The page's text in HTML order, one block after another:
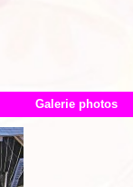
Galerie photos